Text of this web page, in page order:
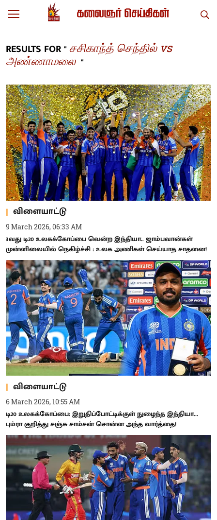
RESULTS FOR "சசிகாந்த் செந்தில் vs
அண்ணாமலை "
விளையாட்டு
9 March 2026, 06:33 AM
3வது டி20 உலகக்கோப்பை வென்ற இந்தியா.. ஜாம்பவான்கள்
முன்னிலையில் நெகிழ்ச்சி : உலக அணிகள் செய்யாத சாதனை!
விளையாட்டு
6 March 2026, 10:55 AM
டி20 உலகக்கோப்பை: இறுதிப்போட்டிக்குள் நுழைந்த இந்தியா…
பும்ரா குறித்து சஞ்சு சாம்சன் சொன்ன அந்த வார்த்தை!